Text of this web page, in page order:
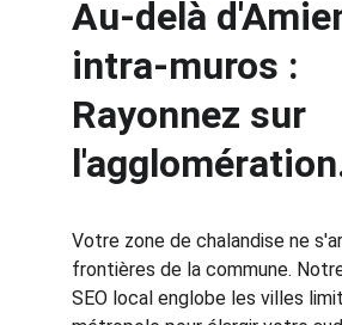
Au-delà
intra-muros :
Rayonnez sur
Votre zone de chalandise ne
frontières de la commune.
SEO local englobe les villes